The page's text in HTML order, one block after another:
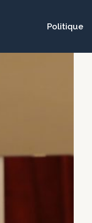
Politique